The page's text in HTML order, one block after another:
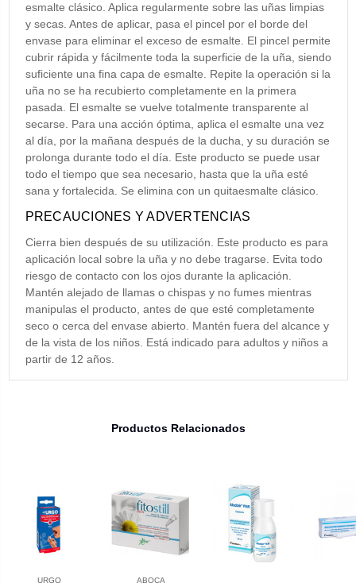
esmalte clásico. Aplica regularmente sobre las uñas limpias
y secas. Antes de aplicar, pasa el pincel por el borde del
envase para eliminar el exceso de esmalte. El pincel permite
cubrir rápida y fácilmente toda la superficie de la uña, siendo
suficiente una fina capa de esmalte. Repite la operación si la
uña no se ha recubierto completamente en la primera
pasada. El esmalte se vuelve totalmente transparente al
secarse. Para una acción óptima, aplica el esmalte una vez
al día, por la mañana después de la ducha, y su duración se
prolonga durante todo el día. Este producto se puede usar
todo el tiempo que sea necesario, hasta que la uña esté
sana y fortalecida. Se elimina con un quitaesmalte clásico.
PRECAUCIONES Y ADVERTENCIAS
Cierra bien después de su utilización. Este producto es para
aplicación local sobre la uña y no debe tragarse. Evita todo
riesgo de contacto con los ojos durante la aplicación.
Mantén alejado de llamas o chispas y no fumes mientras
manipulas el producto, antes de que esté completamente
seco o cerca del envase abierto. Mantén fuera del alcance y
de la vista de los niños. Está indicado para adultos y niños a
partir de 12 años.
Productos Relacionados
URGO
ABOCA